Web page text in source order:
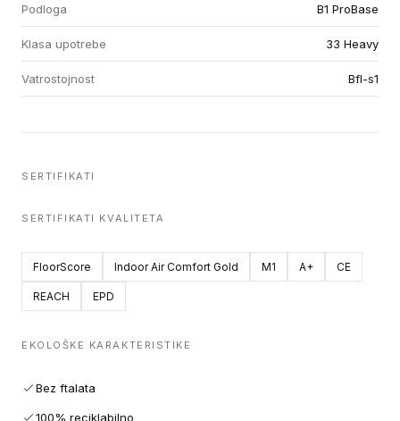
Podloga B1 ProBase
Klasa upotrebe 33 Heavy
Vatrostojnost Bfl-s1
SERTIFIKATI
SERTIFIKATI KVALITETA
FloorScore Indoor Air Comfort Gold M1 A+ CE
REACH EPD
EKOLOŠKE KARAKTERISTIKE
Bez ftalata
100% reciklabilno